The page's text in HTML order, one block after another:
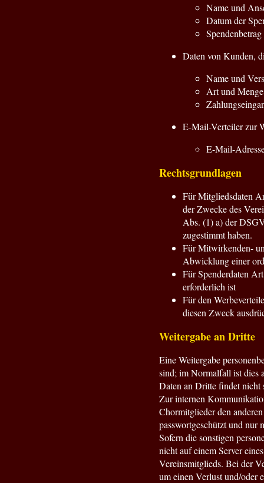
Name und
Datum der
Spendenbetrag
Daten von Kunden,
Name und
Art und
E-Mail-Verteiler zur
E-Mail-
Rechtsgrundlagen
Für Mitgliedsdaten
der Zwecke des
Abs. (1) a) der
zugestimmt haben.
Für Mitwirkenden-
Abwicklung einer
Für Spenderdaten
erforderlich ist
Für den
diesen Zweck
Weitergabe an Dritte
Eine Weitergabe
sind; im Normalfall ist dies
Daten an Dritte findet nicht
Zur internen
Chormitglieder den
passwortgeschützt und nur
Sofern die sonstigen
nicht auf einem Server
Vereinsmitglieds. Bei der
um einen Verlust und/oder